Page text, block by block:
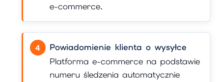
e-commerce.
Powiadomienie klienta o wysyłce
Platforma e-commerce na podstawie
numeru śledzenia automatycznie